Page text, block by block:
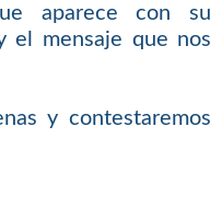
aparece con su
el mensaje que nos
y contestaremos